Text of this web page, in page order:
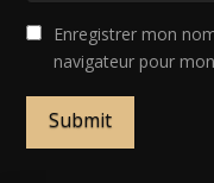
Enregistrer mon
navigateur pour